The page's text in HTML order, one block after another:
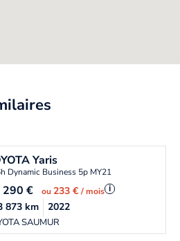
Yaris
Dynamic Business 5p MY21
290€ ou233 €/ mois i
SAUMUR
873km 2022